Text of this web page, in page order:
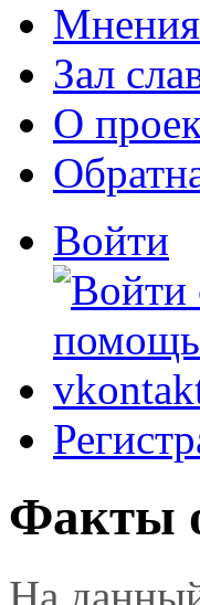
Мнения
Зал
О
Войти
Факты
На